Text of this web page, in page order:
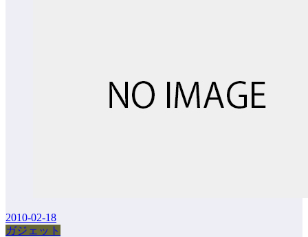
2010-02-18
ガジェット